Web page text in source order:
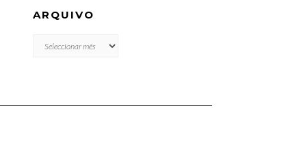
ARQUIVO
ARQUIVO